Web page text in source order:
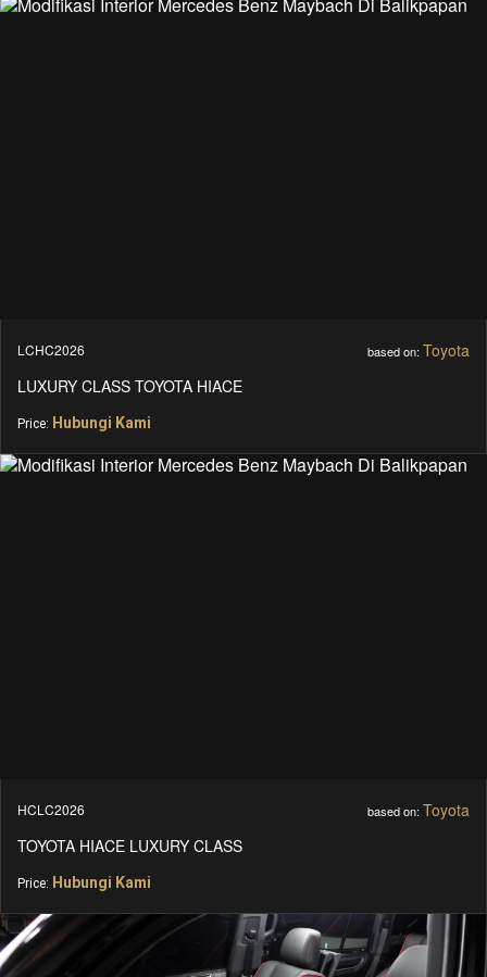
LCHC2026 based on: Toyota
LUXURY CLASS TOYOTA HIACE
Price: Hubungi Kami
HCLC2026 based on: Toyota
TOYOTA HIACE LUXURY CLASS
Price: Hubungi Kami